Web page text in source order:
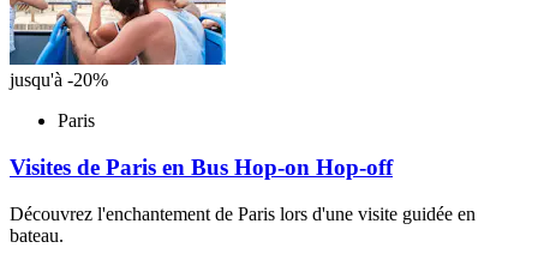
jusqu'à -20%
Paris
Visites de Paris en Bus Hop-on Hop-off
Découvrez l'enchantement de Paris lors d'une visite guidée en
bateau.